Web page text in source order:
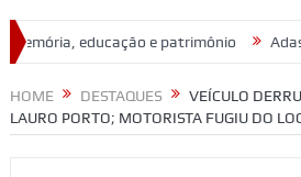
Adasfa e Shopping Jardins
HOME DESTAQUES
VEÍCULO
LAURO PORTO; MOTORISTA FUGIU DO